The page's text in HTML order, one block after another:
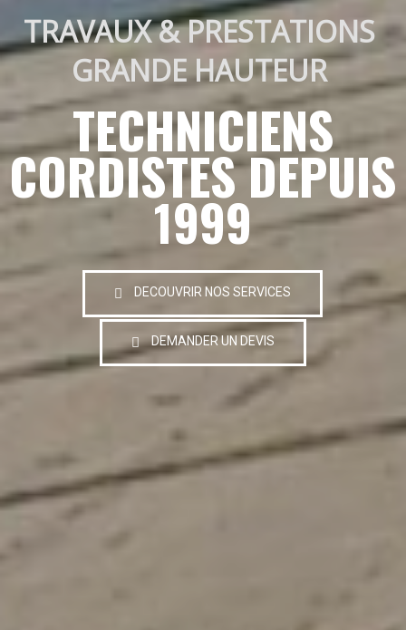
TRAVAUX & PRESTATIONS
GRANDE HAUTEUR
TECHNICIENS
CORDISTES DEPUIS
1999
DECOUVRIR NOS SERVICES
DEMANDER UN DEVIS